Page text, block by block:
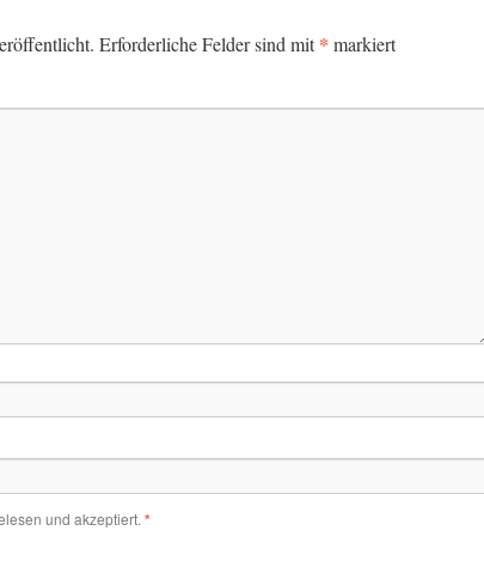
Erforderliche Felder sind mit* markiert
und akzeptiert. *